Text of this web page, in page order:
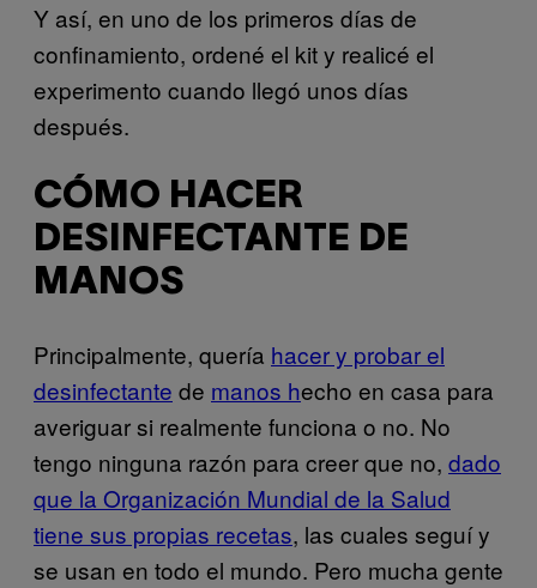
Y así, en uno de los primeros días de
confinamiento, ordené el kit y realicé el
experimento cuando llegó unos días
después.
CÓMO HACER
DESINFECTANTE DE
MANOS
Principalmente, quería hacer y probar el
desinfectante de manos hecho en casa para
averiguar si realmente funciona o no. No
tengo ninguna razón para creer que no, dado
que la Organización Mundial de la Salud
tiene sus propias recetas, las cuales seguí y
se usan en todo el mundo. Pero mucha gente